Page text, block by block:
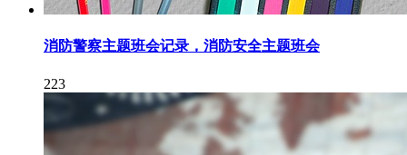
消防警察主题班会记录，消防安全主题班会
223